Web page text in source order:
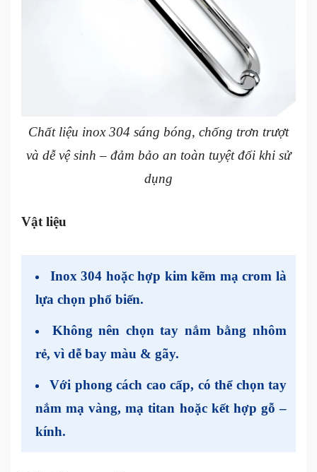
Chất liệu inox 304 sáng bóng, chống trơn trượt
và dễ vệ sinh – đảm bảo an toàn tuyệt đối khi sử
dụng
Vật liệu
Inox 304 hoặc hợp kim kẽm mạ crom là
lựa chọn phổ biến.
Không nên chọn tay nắm bằng nhôm
rẻ, vì dễ bay màu & gãy.
Với phong cách cao cấp, có thể chọntay
nắm mạ vàng, mạ titan hoặc kết hợp gỗ –
kính.